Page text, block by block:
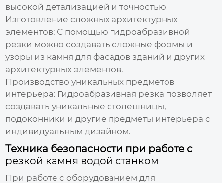
высокой детализацией и точностью.
Изготовление сложных архитектурных
элементов: С помощью гидроабразивной
резки можно создавать сложные формы и
узоры из камня для фасадов зданий и других
архитектурных элементов.
Производство уникальных предметов
интерьера: Гидроабразивная резка позволяет
создавать уникальные столешницы,
подоконники и другие предметы интерьера с
индивидуальным дизайном.
Техника безопасности при работе с
резкой камня водой станком
При работе с оборудованием для